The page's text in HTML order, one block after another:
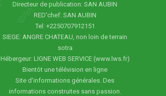
Directeur de publication: SAN AUBIN
RED'chef: SAN AUBIN
Tel: +2250707912151
SIEGE: ANGRE CHATEAU, non loin de terrain
sotra
Hébergeur: LIGNE WEB SERVICE (www.lws.fr)
Bientôt une télévision en ligne
Site d'informations générales. Des
informations construites sans passion.